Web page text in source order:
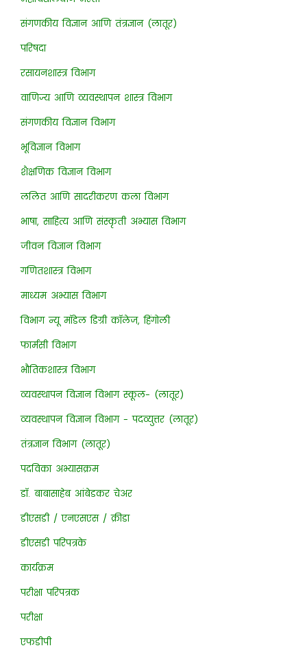
संगणकीय विज्ञान आणि तंत्रज्ञान (लातूर)
परिषदा
रसायनशास्त्र विभाग
वाणिज्य आणि व्यवस्थापन शास्त्र विभाग
संगणकीय विज्ञान विभाग
भूविज्ञान विभाग
शैक्षणिक विज्ञान विभाग
ललित आणि सादरीकरण कला विभाग
भाषा, साहित्य आणि संस्कृती अभ्यास विभाग
जीवन विज्ञान विभाग
गणितशास्त्र विभाग
माध्यम अभ्यास विभाग
विभाग न्यू मॉडेल डिग्री कॉलेज, हिंगोली
फार्मसी विभाग
भौतिकशास्त्र विभाग
व्यवस्थापन विज्ञान विभाग स्कूल- (लातूर)
व्यवस्थापन विज्ञान विभाग - पदव्युत्तर (लातूर)
तंत्रज्ञान विभाग (लातूर)
पदविका अभ्यासक्रम
डॉ. बाबासाहेब आंबेडकर चेअर
डीएसडी / एनएसएस / क्रीडा
डीएसडी परिपत्रके
कार्यक्रम
परीक्षा परिपत्रक
परीक्षा
एफडीपी